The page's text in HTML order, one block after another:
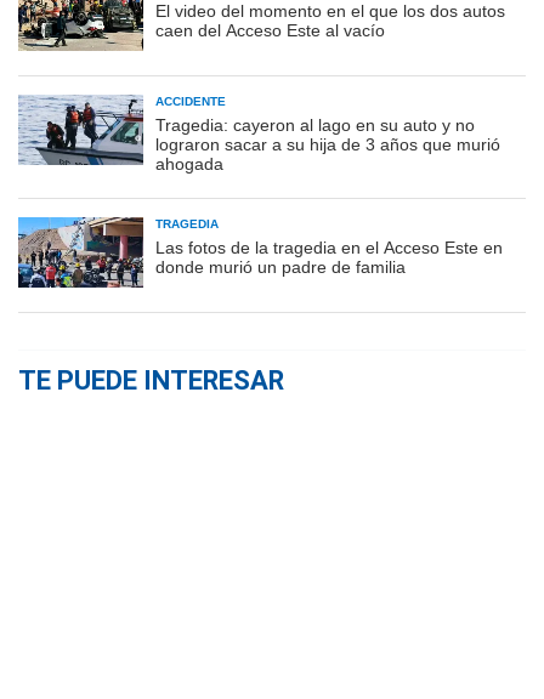
El video del momento en el que los dos autos
caen del Acceso Este al vacío
ACCIDENTE
Tragedia: cayeron al lago en su auto y no
lograron sacar a su hija de 3 años que murió
ahogada
TRAGEDIA
Las fotos de la tragedia en el Acceso Este en
donde murió un padre de familia
TE PUEDE INTERESAR